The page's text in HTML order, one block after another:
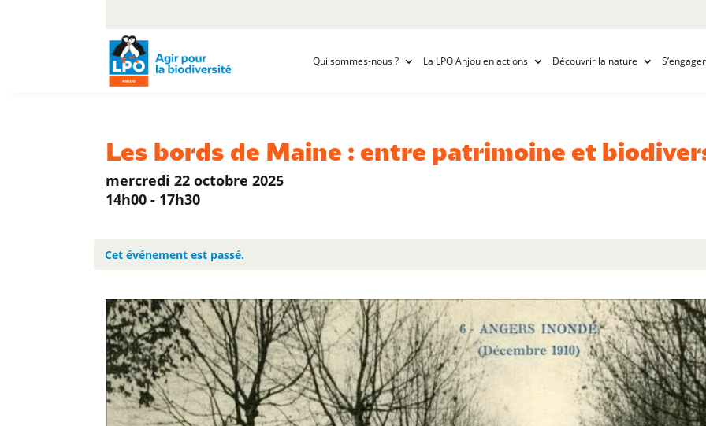
Qui sommes-nous ? La LPO Anjou en actions Découvrir la nature
Les bords de Maine : entre patrimoine et
mercredi 22 octobre 2025
14h00 - 17h30
Cet événement est passé.